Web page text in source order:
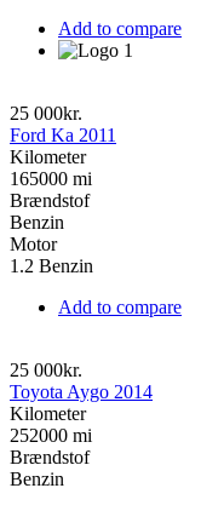
Add to compare
25 000kr.
Ford Ka 2011
Kilometer
165000 mi
Brændstof
Benzin
Motor
1.2 Benzin
Add to compare
25 000kr.
Toyota Aygo 2014
Kilometer
252000 mi
Brændstof
Benzin